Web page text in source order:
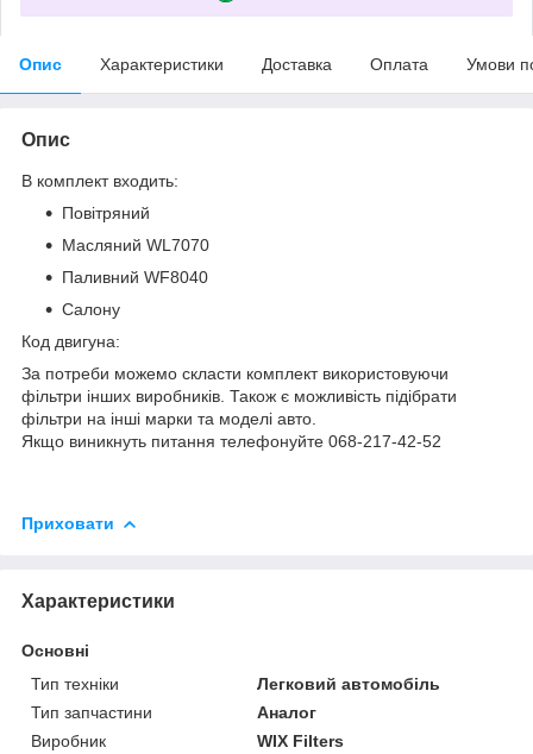
Опис Характеристики Доставка Оплата Умови
Опис
В комплект входить:
Повітряний
Масляний WL7070
Паливний WF8040
Салону
Код двигуна:
За потреби можемо скласти комплект використовуючи
фільтри інших виробників. Також є можливість підібрати
фільтри на інші марки та моделі авто.
Якщо виникнуть питання телефонуйте 068-217-42-52
Приховати
Характеристики
Основні
Тип техніки
Легковий автомобіль
Тип запчастини
Аналог
Виробник
WIX Filters